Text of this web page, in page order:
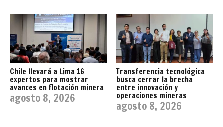
Chile llevará a Lima 16
expertos para mostrar
avances en flotación minera
agosto 8, 2026
Transferencia tecnológica
busca cerrar la brecha
entre innovación y
operaciones mineras
agosto 8, 2026